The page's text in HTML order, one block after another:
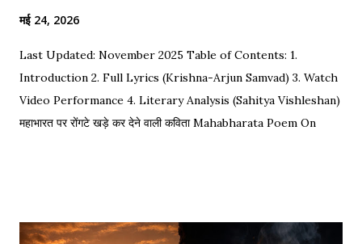
मई 24, 2026
Last Updated: November 2025 Table of Contents: 1.
Introduction 2. Full Lyrics (Krishna-Arjun Samvad) 3. Watch
Video Performance 4. Literary Analysis (Sahitya Vishleshan)
महाभारत पर रोंगटे खड़े कर देने वाली कविता Mahabharata Poem On
Explore our Best Hindi Poetry Collection for more Veer